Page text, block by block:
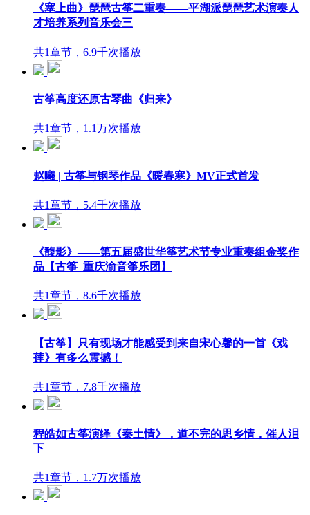
《塞上曲》琵琶古筝二重奏——平湖派琵琶艺术演奏人
才培养系列音乐会三
共1章节，6.9千次播放
古筝高度还原古琴曲《归来》
共1章节，1.1万次播放
赵曦 | 古筝与钢琴作品《暖春寒》MV正式首发
共1章节，5.4千次播放
《馥影》——第五届盛世华筝艺术节专业重奏组金奖作
品【古筝_重庆渝音筝乐团】
共1章节，8.6千次播放
【古筝】只有现场才能感受到来自宋心馨的一首《戏
莲》有多么震撼！
共1章节，7.8千次播放
程皓如古筝演绎《秦土情》，道不完的思乡情，催人泪
下
共1章节，1.7万次播放